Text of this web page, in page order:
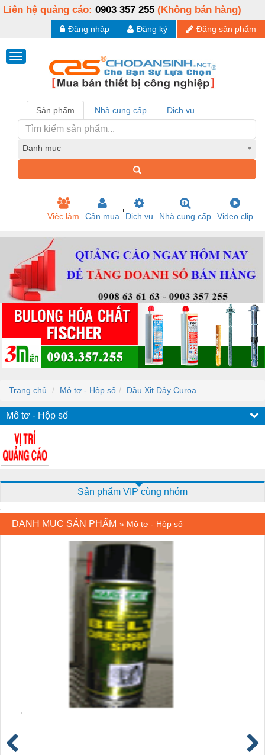
Liên hệ quảng cáo: 0903 357 255 (Không bán hàng)
Đăng sản phẩm
Đăng ký
Đăng nhập
Sản phẩm Nhà cung cấp Dịch vụ
Danh mục
Việc làm Cần mua Dịch vụ Nhà cung cấp Video clip
Trang chủ Mô tơ - Hộp số Dầu Xịt Dây Curoa
Mô tơ - Hộp số
Sản phẩm VIP cùng nhóm
DANH MỤC SẢN PHẨM » Mô tơ - Hộp số